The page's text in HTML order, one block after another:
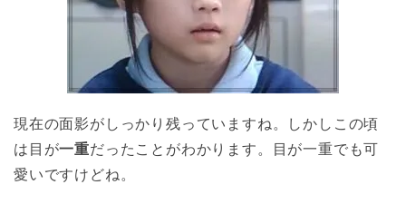
現在の面影がしっかり残っていますね。しかしこの頃
は目が一重だったことがわかります。目が一重でも可
愛いですけどね。